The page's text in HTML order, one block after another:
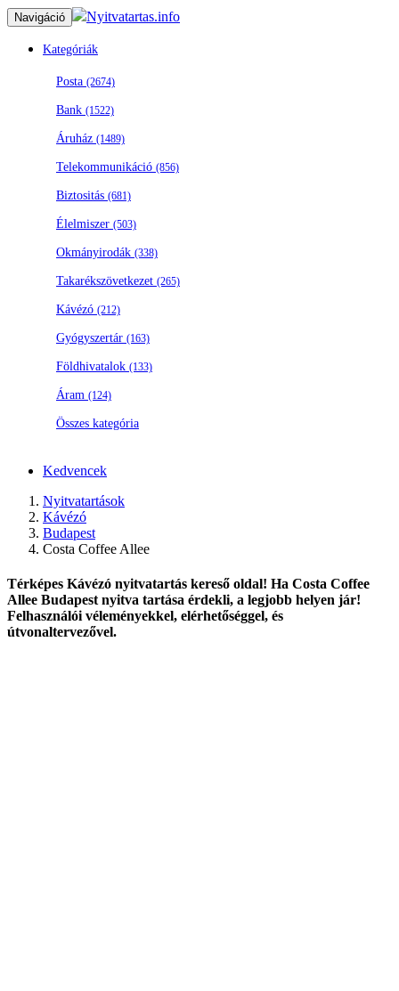
Navigáció Nyitvatartas.info
Kategóriák
Posta (2674)
Bank (1522)
Áruház (1489)
Telekommunikáció (856)
Biztositás (681)
Élelmiszer (503)
Okmányirodák (338)
Takarékszövetkezet (265)
Kávézó (212)
Gyógyszertár (163)
Földhivatalok (133)
Áram (124)
Összes kategória
Kedvencek
Nyitvatartások
Kávézó
Budapest
Costa Coffee Allee
Térképes Kávézó nyitvatartás kereső oldal! Ha Costa Coffee
Allee Budapest nyitva tartása érdekli, a legjobb helyen jár!
Felhasználói véleményekkel, elérhetőséggel, és
útvonaltervezővel.